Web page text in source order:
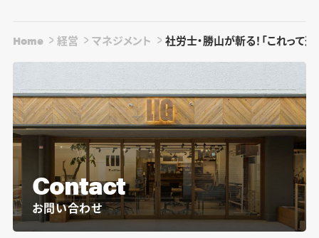
Home 経営 マネジメント 社労士・勝山が斬る！「これって
Contact
お問い合わせ